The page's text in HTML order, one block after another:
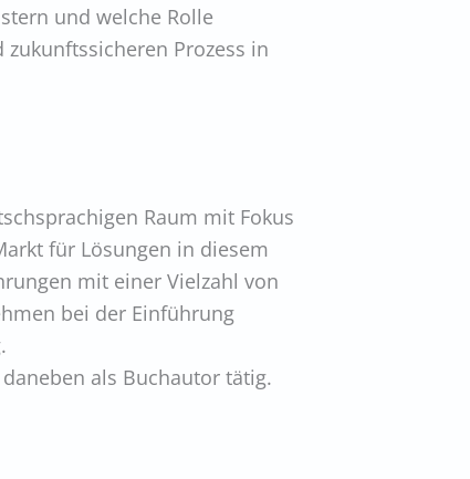
und welche Rolle
Prozess in
Raum mit Fokus
für Lösungen in diesem
mit einer Vielzahl von
bei der Einführung
als Buchautor tätig.